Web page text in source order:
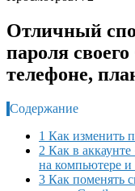
Отличный
пароля
телефоне,
Содержание
1 Как изменить
2 Как в
на компьютере и
3 Как поменять